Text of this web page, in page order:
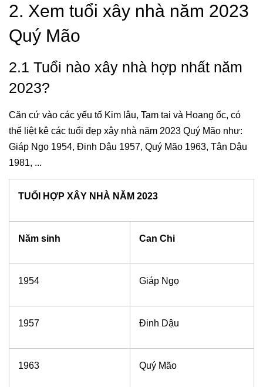
2. Xem tuổi xây nhà năm 2023
Quý Mão
2.1 Tuổi nào xây nhà hợp nhất năm
2023?
Căn cứ vào các yếu tố Kim lâu, Tam tai và Hoang ốc, có
thể liệt kê các tuổi đẹp xây nhà năm 2023 Quý Mão như:
Giáp Ngọ 1954, Đinh Dậu 1957, Quý Mão 1963, Tân Dậu
1981, ...
TUỔI HỢP XÂY NHÀ NĂM 2023
Năm sinh Can Chi
1954 Giáp Ngọ
1957 Đinh Dậu
1963 Quý Mão